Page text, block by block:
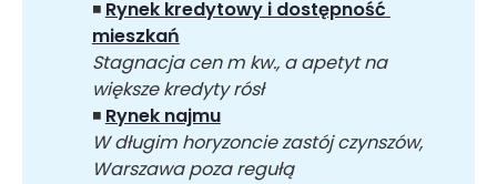
◾ Rynek kredytowy i dostępność
mieszkań
Stagnacja cen m kw., a apetyt na
większe kredyty rósł
◾ Rynek najmu
W długim horyzoncie zastój czynszów,
Warszawa poza regułą